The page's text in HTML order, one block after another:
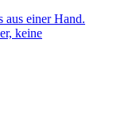
einer Hand.
keine